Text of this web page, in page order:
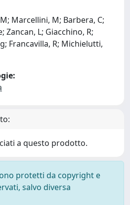
Marcellini, M; Barbera, C;
Zancan, L; Giacchino, R;
Francavilla, R; Michielutti,
a questo prodotto.
protetti da copyright e
salvo diversa